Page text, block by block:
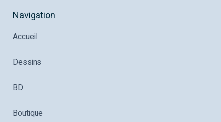
Navigation
Accueil
Dessins
BD
Boutique